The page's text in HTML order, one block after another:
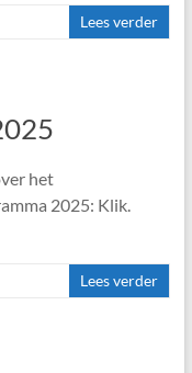
Lees verder
het
2025: Klik.
Lees verder